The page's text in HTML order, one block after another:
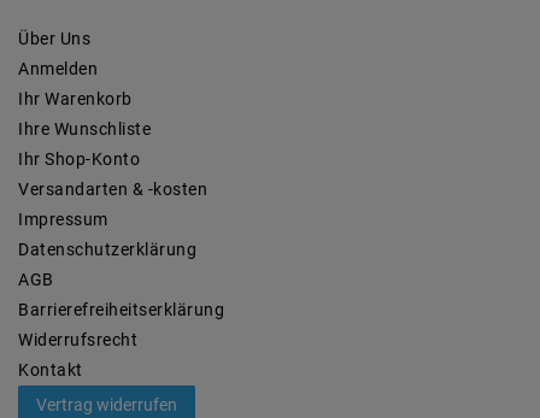
Über Uns
Anmelden
Ihr Warenkorb
Ihre Wunschliste
Ihr Shop-Konto
Versandarten & -kosten
Impressum
Daten­schutz­erklärung
AGB
Barrierefreiheitserklärung
Widerrufs­recht
Kontakt
Vertrag widerrufen